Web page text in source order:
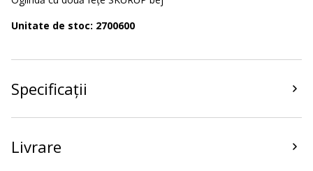
Unitate de stoc: 2700600
Specificații
Livrare